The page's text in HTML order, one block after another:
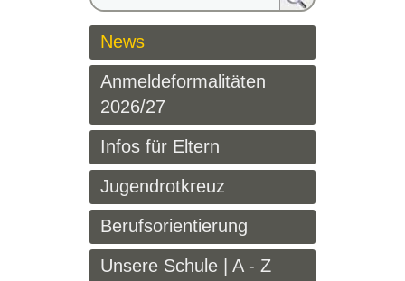
News
Anmeldeformalitäten
2026/27
Infos für Eltern
Jugendrotkreuz
Berufsorientierung
Unsere Schule | A - Z